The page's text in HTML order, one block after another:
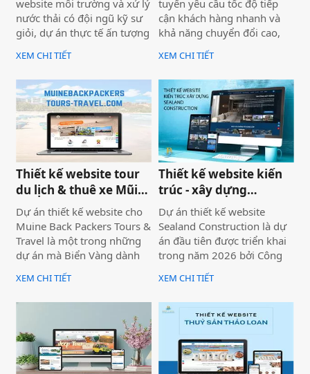
website môi trường và xử lý
nước thải có đội ngũ kỹ sư
giỏi, dự án thực tế ấn tượng
— nhưng website lại sơ sài,
tải chậm, không có trên
Google. Hệ quả là hợp đồng
B2B bị đối thủ có website
chuyên nghiệp hơn giành
mất, dù năng lực kỹ thuật
của bạn hoàn toàn vượt
XEM CHI TIẾT
tuyến yêu cầu tốc độ tiếp
cận khách hàng nhanh và
khả năng chuyển đổi cao,
dự án không chỉ được xây
dựng như một website giới
thiệu thông tin, mà được
định hướng trở thành một
công cụ hỗ trợ bán hàng
thực tế.
XEM CHI TIẾT
Thiết kế website tour
du lịch & thuê xe Mũi
Né
Dự án thiết kế website cho
Muine Back Packers Tours &
Travel là một trong những
dự án mà Biển Vàng dành
rất nhiều tâm huyết để triển
khai trọn vẹn cả về giao
diện, trải nghiệm người
dùng và hiệu quả vận hành
XEM CHI TIẾT
Thiết kế website kiến
trúc - xây dựng
Sealand Construction
Dự án thiết kế website
Sealand Construction là dự
án đầu tiên được triển khai
trong năm 2026 bởi Công
ty Thiết kế Website Biển
Vàng, mang ý nghĩa mở đầu
cho một năm phát triển mới
với định hướng chuyên
nghiệp, bài bản và bền
vững.
XEM CHI TIẾT